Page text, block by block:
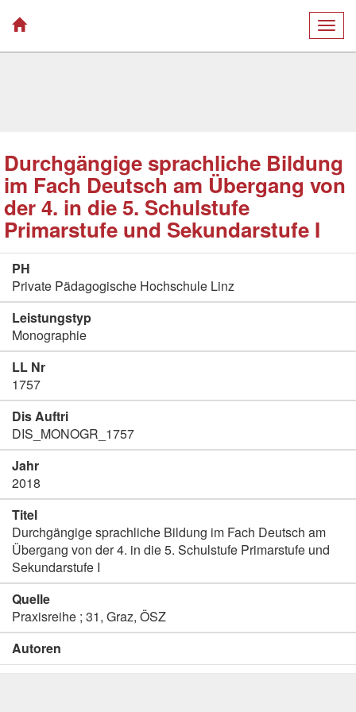
Durchgängige sprachliche Bildung
im Fach Deutsch am Übergang von
der 4. in die 5. Schulstufe
Primarstufe und Sekundarstufe I
PH
Private Pädagogische Hochschule Linz
Leistungstyp
Monographie
LL Nr
1757
Dis Auftri
DIS_MONOGR_1757
Jahr
2018
Titel
Durchgängige sprachliche Bildung im Fach Deutsch am
Übergang von der 4. in die 5. Schulstufe Primarstufe und
Sekundarstufe I
Quelle
Praxisreihe ; 31, Graz, ÖSZ
Autoren